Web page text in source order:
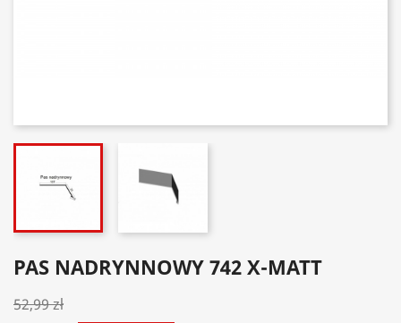
PAS NADRYNNOWY 742 X-MATT
52,99 zł